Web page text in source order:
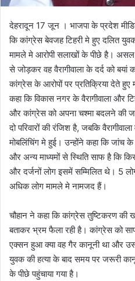
देहरादून 17 जून । भाजपा के प्रदेश
कि कांग्रेस बेवजह टिहरी मे हुए दलित
मामले मे आरोपी सलाखों के पीछे है। असल
से जोड़कर वह वैरागीवाला के दर्द को बयां
कांग्रेस के आरोपों पर प्रतिक्रिया देते हुए
कहा कि विकास नगर के वैरागीवाला और
और कांग्रेस को अपना चश्मा बदलने की
दो परिवारों की रंजिश है, जबकि
मोबलिंचिंग मे हुई। उन्होंने कहा कि जांच
और अन्य माध्यमों से स्थिति साफ है कि
और दर्जनों लोग इसमें सम्मिलित थे। 5
अधिक लोग मामले मे नामजद हैं।
चौहान ने कहा कि कांग्रेस तुष्टिकरण की
बताकर भ्रम फैला रही है। कांग्रेस को
एक्सन हुआ क्या वह गैर कानूनी था और
युवक की हत्या के बाद समय पर जरूरी
के पीछे पहुंचाया गया है।